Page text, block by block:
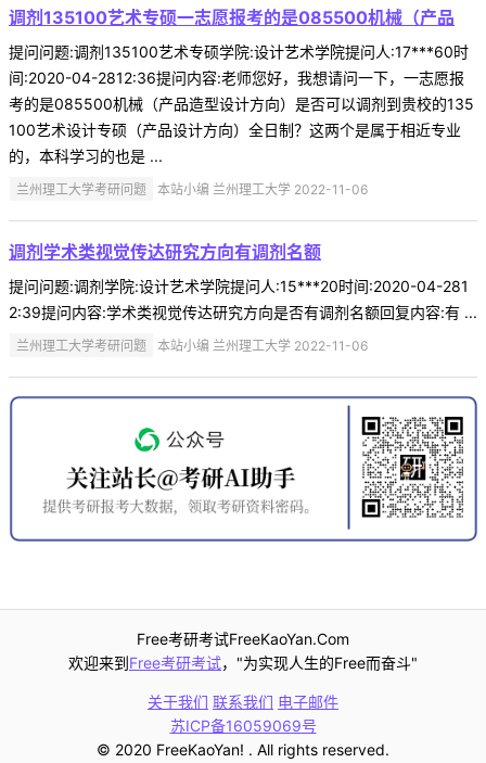
调剂135100艺术专硕一志愿报考的是085500机械（产品
提问问题:调剂135100艺术专硕学院:设计艺术学院提问人:17***60时
间:2020-04-2812:36提问内容:老师您好，我想请问一下，一志愿报
考的是085500机械（产品造型设计方向）是否可以调剂到贵校的135
100艺术设计专硕（产品设计方向）全日制？这两个是属于相近专业
的，本科学习的也是 ...
兰州理工大学考研问题 本站小编 兰州理工大学 2022-11-06
调剂学术类视觉传达研究方向有调剂名额
提问问题:调剂学院:设计艺术学院提问人:15***20时间:2020-04-281
2:39提问内容:学术类视觉传达研究方向是否有调剂名额回复内容:有 ...
兰州理工大学考研问题 本站小编 兰州理工大学 2022-11-06
Free考研考试FreeKaoYan.Com
欢迎来到Free考研考试，"为实现人生的Free而奋斗"
关于我们 联系我们 电子邮件
苏ICP备16059069号
© 2020 FreeKaoYan! . All rights reserved.